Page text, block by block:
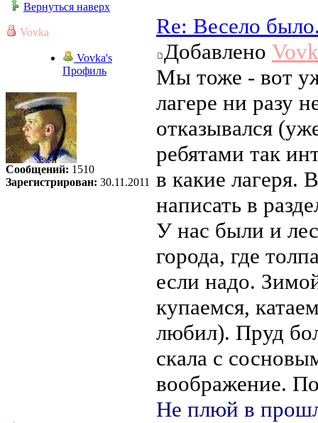
Вернуться наверх
Vovka
Vovka's
Профиль
Сообщений: 1510
Зарегистрирован: 30.11.2011
Re: Весело
Добавлено
Мы тоже - вот
лагере ни разу
отказывался
ребятами так
в какие лагеря.
написать в
У нас были и
города, где
если надо.
купаемся,
любил). Пруд
скала с
воображение.
Не плюй в